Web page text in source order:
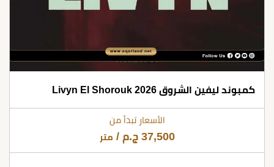
كمبوند ليفين الشروق Livyn El Shorouk 2026
الأسعار تبدأ من
37,500 ج.م / متر